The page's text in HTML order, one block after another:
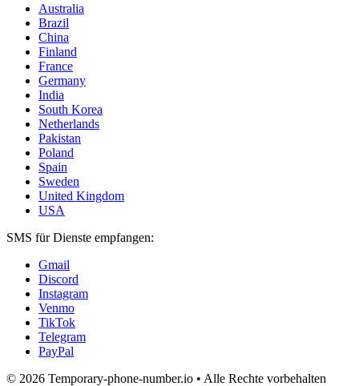
Australia
Brazil
China
Finland
France
Germany
India
South Korea
Netherlands
Pakistan
Poland
Spain
Sweden
United Kingdom
USA
SMS für Dienste empfangen:
Gmail
Discord
Instagram
Venmo
TikTok
Telegram
PayPal
© 2026 Temporary-phone-number.io • Alle Rechte vorbehalten